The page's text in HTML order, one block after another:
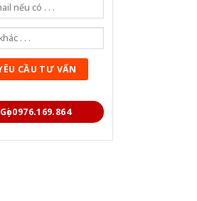
Gọi 0976.169.864